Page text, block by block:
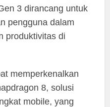
3 dirancang untuk
pengguna dalam
produktivitas di
memperkenalkan
8, solusi
mobile, yang